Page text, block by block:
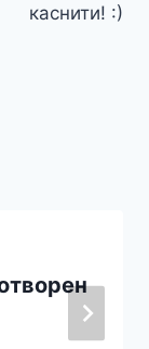
каснити! :)